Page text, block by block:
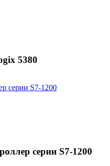
5380
серии S7-1200